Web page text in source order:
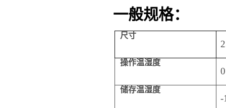
一般规格：
尺寸
操作温湿度
储存温湿度
-